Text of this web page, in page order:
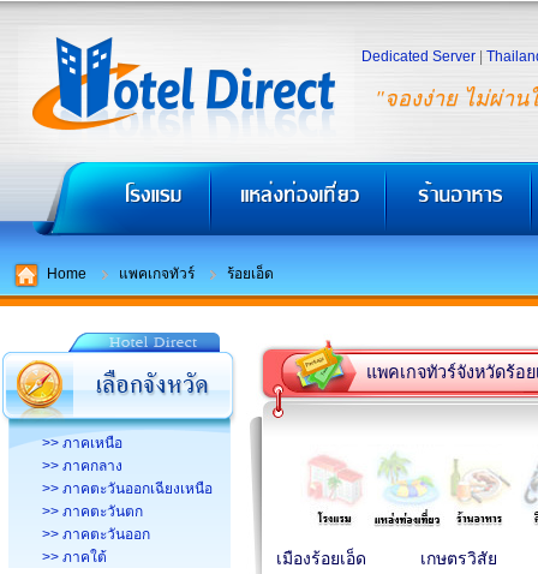
"จองง่าย ไม่ผ่าน
Dedicated Server
Home แพคเกจทัวร์ ร้อยเอ็ด
>> ภาคเหนือ
>> ภาคกลาง
>> ภาคตะวันออกเฉียงเหนือ
>> ภาคตะวันตก
>> ภาคตะวันออก
>> ภาคใต้
แพคเกจทัวร์จังหวัดร้อย
เมืองร้อยเอ็ด
เกษตรวิสัย